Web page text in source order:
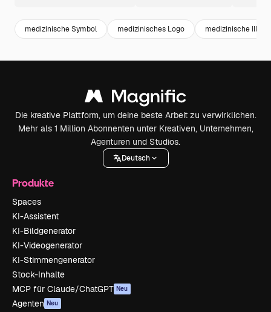
medizinische Symbol medizinisches Logo medizinische
Die kreative Plattform, um deine beste Arbeit zu verwirklichen.
Mehr als 1 Million Abonnenten unter Kreativen, Unternehmen,
Agenturen und Studios.
Deutsch
Produkte
Spaces
KI-Assistent
KI-Bildgenerator
KI-Videogenerator
KI-Stimmengenerator
Stock-Inhalte
MCP für Claude/ChatGPT Neu
Agenten Neu